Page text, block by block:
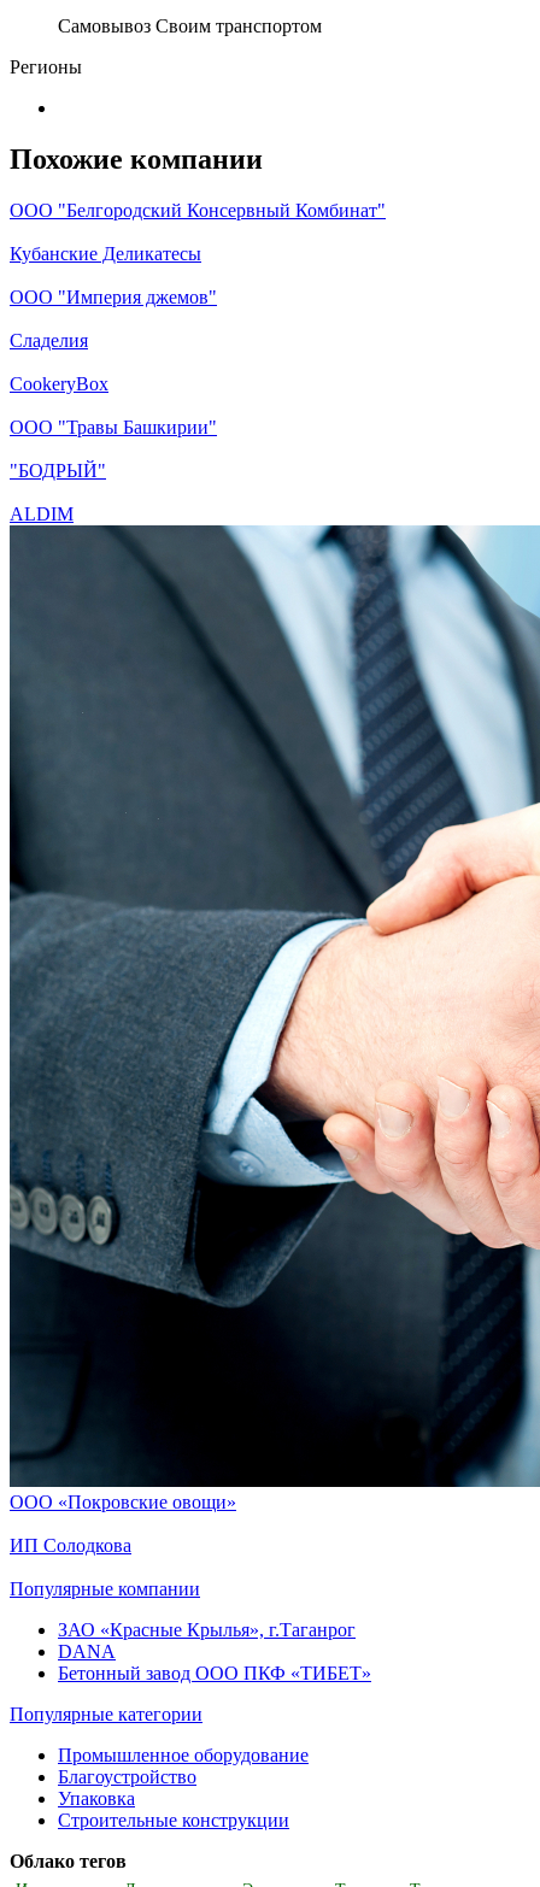
Самовывоз Своим транспортом
Регионы
Похожие компании
ООО "Белгородский Консервный Комбинат"
Кубанские Деликатесы
ООО "Империя джемов"
Сладелия
CookeryBox
ООО "Травы Башкирии"
"БОДРЫЙ"
ALDIM
ООО «Покровские овощи»
ИП Солодкова
Популярные компании
ЗАО «Красные Крылья», г.Таганрог
DANA
Бетонный завод ООО ПКФ «ТИБЕТ»
Популярные категории
Промышленное оборудование
Благоустройство
Упаковка
Строительные конструкции
Облако тегов